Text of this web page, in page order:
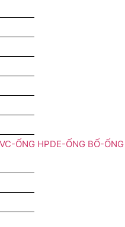
ỐNG HPDE-ỐNG BỐ-